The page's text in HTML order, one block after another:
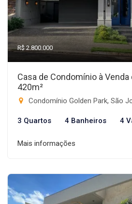
R$ 2.800.000
Casa de Condomínio à
420m²
Condomínio Golden Park, São
3 Quartos 4 Banheiros 4
Mais informações